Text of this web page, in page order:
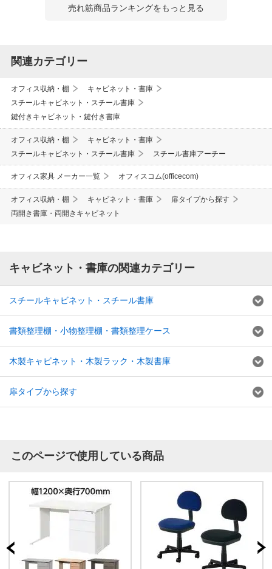
売れ筋商品ランキングをもっと見る
関連カテゴリー
オフィス収納・棚
キャビネット・書庫
スチールキャビネット・スチール書庫
鍵付きキャビネット・鍵付き書庫
オフィス収納・棚
キャビネット・書庫
スチールキャビネット・スチール書庫
スチール書庫アーチー
オフィス家具 メーカー一覧 オフィスコム(officecom)
オフィス収納・棚 キャビネット・書庫
扉タイプから探す
両開き書庫・両開きキャビネット
キャビネット・書庫の関連カテゴリー
スチールキャビネット・スチール書庫
書類整理棚・小物整理棚・書類整理ケース
木製キャビネット・木製ラック・木製書庫
扉タイプから探す
このページで使用している商品